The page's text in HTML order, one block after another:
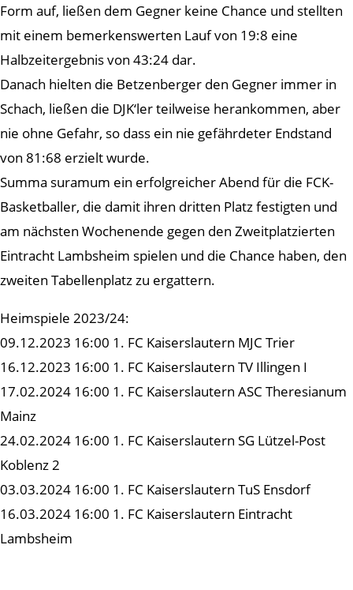
Form auf, ließen dem Gegner keine Chance und stellten
mit einem bemerkenswerten Lauf von 19:8 eine
Halbzeitergebnis von 43:24 dar.
Danach hielten die Betzenberger den Gegner immer in
Schach, ließen die DJK‘ler teilweise herankommen, aber
nie ohne Gefahr, so dass ein nie gefährdeter Endstand
von 81:68 erzielt wurde.
Summa suramum ein erfolgreicher Abend für die FCK-
Basketballer, die damit ihren dritten Platz festigten und
am nächsten Wochenende gegen den Zweitplatzierten
Eintracht Lambsheim spielen und die Chance haben, den
zweiten Tabellenplatz zu ergattern.
Heimspiele 2023/24:
09.12.2023 16:00 1. FC Kaiserslautern MJC Trier
16.12.2023 16:00 1. FC Kaiserslautern TV Illingen I
17.02.2024 16:00 1. FC Kaiserslautern ASC Theresianum
Mainz
24.02.2024 16:00 1. FC Kaiserslautern SG Lützel-Post
Koblenz 2
03.03.2024 16:00 1. FC Kaiserslautern TuS Ensdorf
16.03.2024 16:00 1. FC Kaiserslautern Eintracht
Lambsheim